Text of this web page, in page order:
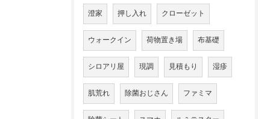
澄家 押し入れ クローゼット
ウォークイン 荷物置き場 布基礎
シロアリ屋 現調 見積もり 湿疹
肌荒れ 除菌おじさん ファミマ